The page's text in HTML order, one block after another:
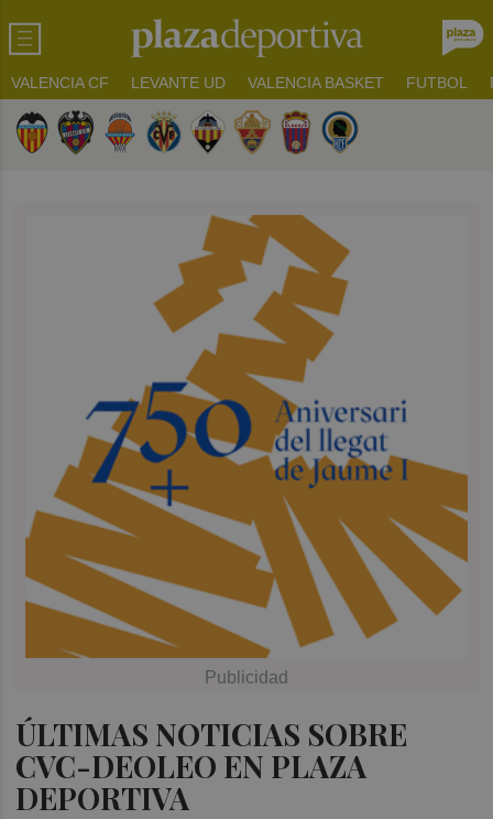
VALENCIA CF LEVANTE UD VALENCIA BASKET FUTBOL
ÚLTIMAS NOTICIAS SOBRE
CVC-DEOLEO EN PLAZA
DEPORTIVA